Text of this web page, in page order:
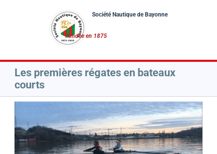
Les premières régates en bateaux
courts
l'image
agrandie